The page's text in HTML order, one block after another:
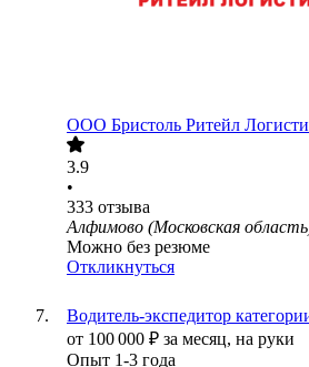
ООО Бристоль Ритейл
3.9
•
333 отзыва
Алфимово (Московская
Можно без резюме
Откликнуться
Водитель-экспедитор
от 100 000 ₽ за месяц, на руки
Опыт 1-3 года